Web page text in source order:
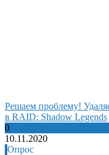
Решаем проблему!
в RAID: Shadow Legends
0
10.11.2020
Опрос